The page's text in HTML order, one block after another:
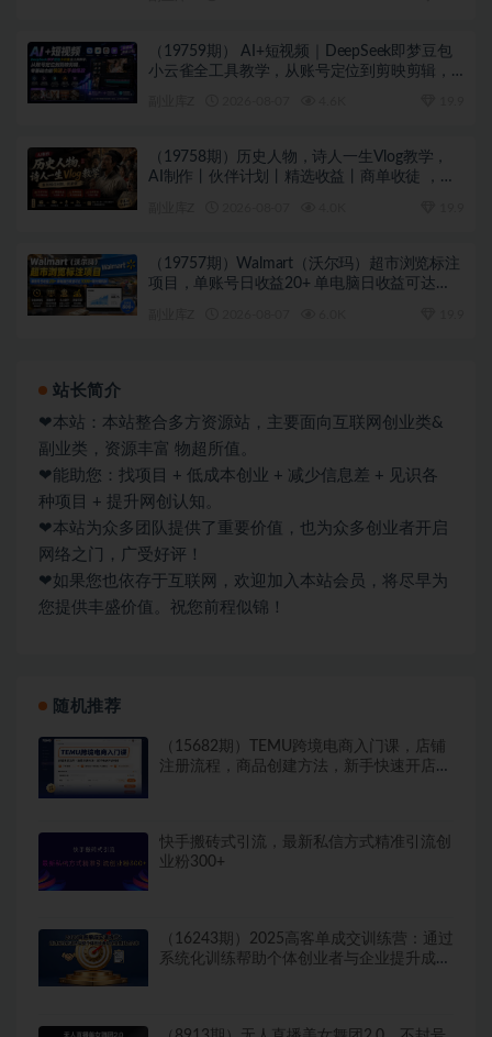
（19759期） AI+短视频｜DeepSeek即梦豆包
小云雀全工具教学，从账号定位到剪映剪辑，
（19758期）历史人物，诗人一生Vlog教学，
AI制作丨伙伴计划丨精选收益丨商单收徒 ，新
（19757期）Walmart（沃尔玛）超市浏览标注
项目，单账号日收益20+ 单电脑日收益可达
站长简介
❤本站：本站整合多方资源站，主要面向互联网创业类&
副业类，资源丰富 物超所值。
❤能助您：找项目 + 低成本创业 + 减少信息差 + 见识各
种项目 + 提升网创认知。
❤本站为众多团队提供了重要价值，也为众多创业者开启
网络之门，广受好评！
❤如果您也依存于互联网，欢迎加入本站会员，将尽早为
您提供丰盛价值。祝您前程似锦！
随机推荐
（15682期）TEMU跨境电商入门课，店铺
注册流程，商品创建方法，新手快速开店指
快手搬砖式引流，最新私信方式精准引流创
业粉300+
（16243期）2025高客单成交训练营：通过
系统化训练帮助个体创业者与企业提升成交